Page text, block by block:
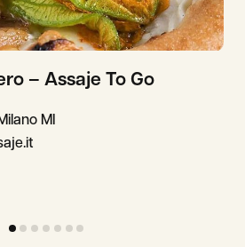
– Assaje To Go
MI